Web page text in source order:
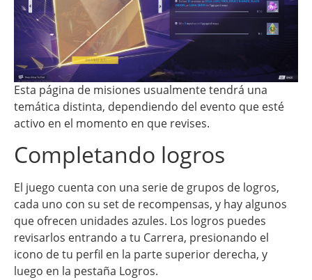
Esta página de misiones usualmente tendrá una
temática distinta, dependiendo del evento que esté
activo en el momento en que revises.
Completando logros
El juego cuenta con una serie de grupos de logros,
cada uno con su set de recompensas, y hay algunos
que ofrecen unidades azules. Los logros puedes
revisarlos entrando a tu Carrera, presionando el
icono de tu perfil en la parte superior derecha, y
luego en la pestaña Logros.